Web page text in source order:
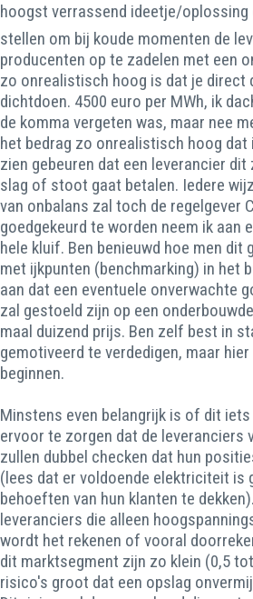
hoogst verrassend ideetje/
stellen om bij koude momenten de
producenten op te zadelen met een
zo onrealistisch hoog is dat je direct
dichtdoen. 4500 euro per MWh, ik
de komma vergeten was, maar nee
het bedrag zo onrealistisch hoog dat
zien gebeuren dat een leverancier
slag of stoot gaat betalen. Iedere
van onbalans zal toch de regelgever
goedgekeurd te worden neem ik aan
hele kluif. Ben benieuwd hoe men dit
met ijkpunten (benchmarking) in het
aan dat een eventuele onverwachte
zal gestoeld zijn op een
maal duizend prijs. Ben zelf best in
gemotiveerd te verdedigen, maar
beginnen.
Minstens even belangrijk is of dit
ervoor te zorgen dat de leveranciers
zullen dubbel checken dat hun
(lees dat er voldoende elektriciteit is
behoeften van hun klanten te
leveranciers die alleen
wordt het rekenen of vooral
dit marktsegment zijn zo klein (0,5
risico's groot dat een opslag